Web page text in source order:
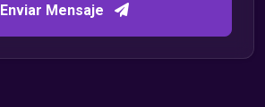
Enviar Mensaje